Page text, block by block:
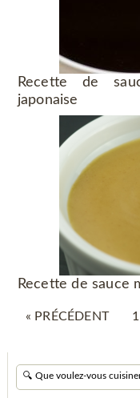
Recette de
japonaise
Recette de sauce
« PRÉCÉDENT 1